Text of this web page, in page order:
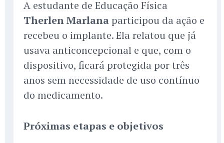
A estudante de Educação Física
Therlen Marlana participou da ação e
recebeu o implante. Ela relatou que já
usava anticoncepcional e que, com o
dispositivo, ficará protegida por três
anos sem necessidade de uso contínuo
do medicamento.
Próximas etapas e objetivos